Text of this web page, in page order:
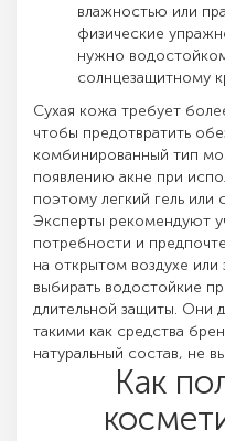
влажностью или
физические
нужно
солнцезащитному
Сухая кожа требует
чтобы предотвратить
комбинированный тип
появлению акне при
поэтому легкий гель или
Эксперты рекомендуют
потребности и
на открытом воздухе
выбирать водостойкие
длительной защиты. Они
такими как средства
натуральный состав, не
Как